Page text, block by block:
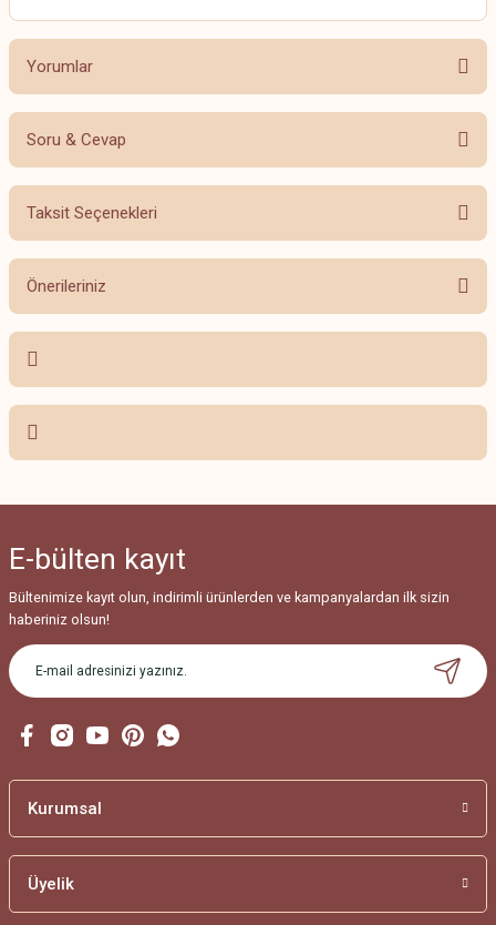
Yorumlar
Bu ürüne ilk yorumu siz yapın!
Soru & Cevap
Ürün hakkında henüz soru sorulmamış.
Taksit Seçenekleri
Önerileriniz
Bu ürünün fiyat bilgisi, resim, ürün açıklamalarında ve diğer konularda
yetersiz gördüğünüz noktaları öneri formunu kullanarak tarafımıza
iletebilirsiniz.
Ürün fiyatı diğer sitelerden daha pahalı.
Bu ürüne benzer farklı alternatifler olmalı.
E-bülten kayıt
Bültenimize kayıt olun, indirimli ürünlerden ve kampanyalardan ilk sizin
haberiniz olsun!
Kurumsal
Üyelik